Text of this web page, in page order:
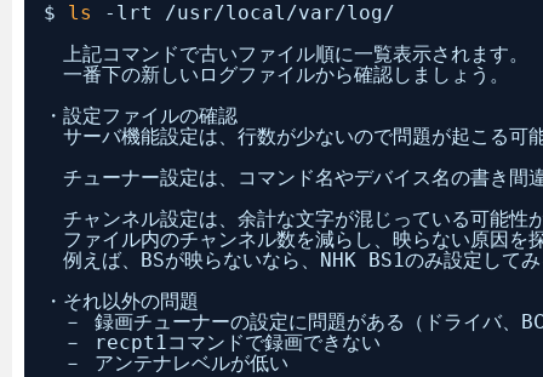
$ ls -lrt /usr/local/var/log/
上記コマンドで古いファイル順に一覧表示されます。
一番下の新しいログファイルから確認しましょう。
・設定ファイルの確認
サーバ機能設定は、行数が少ないので問題が起こる可
チューナー設定は、コマンド名やデバイス名の書き間
チャンネル設定は、余計な文字が混じっている可能性
ファイル内のチャンネル数を減らし、映らない原因を
例えば、BSが映らないなら、NHK BS1のみ設定して
・それ以外の問題
－ 録画チューナーの設定に問題がある（ドライバ、
－ recpt1コマンドで録画できない
－ アンテナレベルが低い